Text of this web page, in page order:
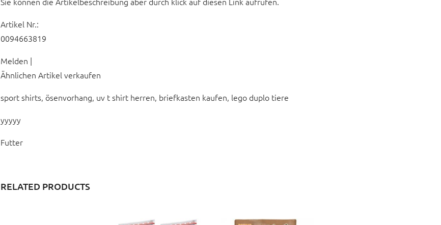
Artikel Nr.:
0094663819
Melden |
Ähnlichen Artikel verkaufen
sport shirts, ösenvorhang, uv t shirt herren, briefkasten kaufen, lego duplo tiere
yyyyy
Futter
RELATED PRODUCTS